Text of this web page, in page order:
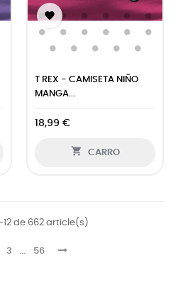

T REX - CAMISETA NIÑO
MANGA...
18,99 €
 CARRO
12 de 662 article(s)
3 … 56